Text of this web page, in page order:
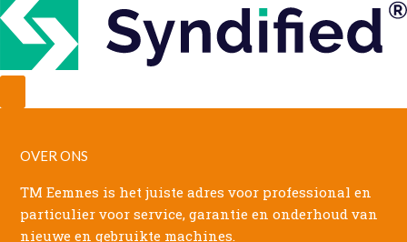
OVER ONS
TM Eemnes is het juiste adres voor professional en
particulier voor service, garantie en onderhoud van
nieuwe en gebruikte machines.